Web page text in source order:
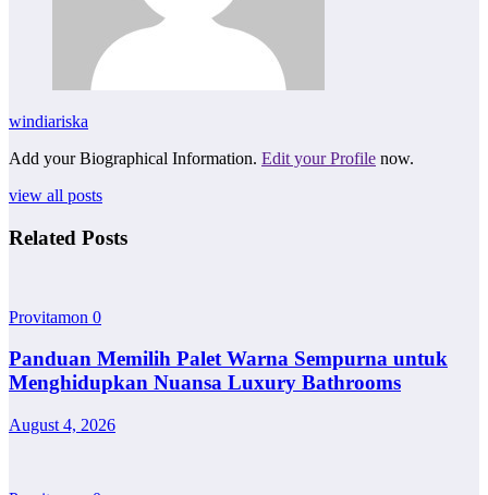
windiariska
Add your Biographical Information. Edit your Profile now.
view all posts
Related Posts
Provitamon 0
Panduan Memilih Palet Warna Sempurna untuk
Menghidupkan Nuansa Luxury Bathrooms
August 4, 2026